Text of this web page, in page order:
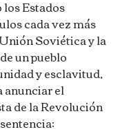
Estados
cada vez más
Soviética y la
un pueblo
y esclavitud,
anunciar el
de la Revolución